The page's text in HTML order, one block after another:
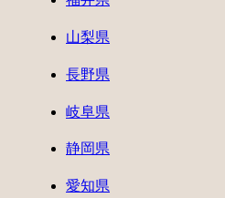
山梨県
長野県
岐阜県
静岡県
愛知県